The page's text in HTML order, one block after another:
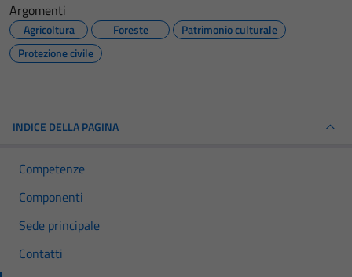
Argomenti
Agricoltura Foreste
Patrimonio culturale
Protezione civile
INDICE DELLA PAGINA
Competenze
Componenti
Sede principale
Contatti